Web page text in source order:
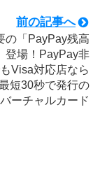
前の記事へ
の「PayPay残高
登場！PayPay非
Visa対応店なら
短30秒で発行の
バーチャルカード